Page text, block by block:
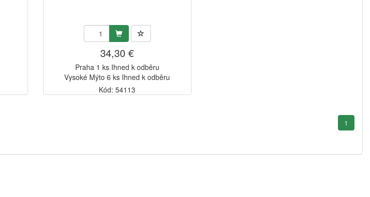
34,30 €
Praha 1 ks Ihned k odběru
Vysoké Mýto 6 ks Ihned k odběru
Kód: 54113
1